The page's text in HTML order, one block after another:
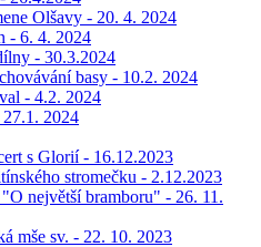
Olšavy - 20. 4. 2024
- 6. 4. 2024
- 30.3.2024
basy - 10.2. 2024
- 4.2. 2024
2024
s Glorií - 16.12.2023
stromečku - 2.12.2023
největší bramboru" - 26. 11.
mše sv. - 22. 10. 2023